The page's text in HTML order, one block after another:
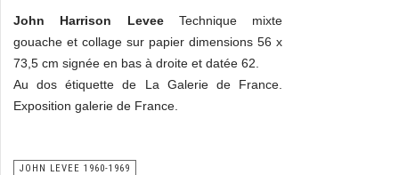
John Harrison LeveeTechnique mixte
gouache et collage sur papier dimensions 56 x
73,5 cm signée en bas à droite et datée 62.
Au dos étiquette de La Galerie de France.
Exposition galerie de France.
JOHN LEVEE 1960-1969